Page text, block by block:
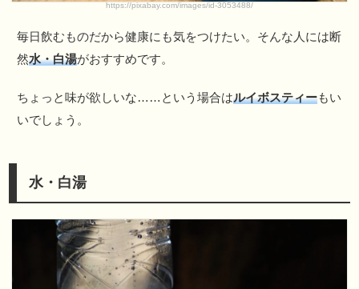
https://pixabay.com/images/id-3053488/
毎日飲むものだから健康にも気をつけたい。そんな人には断
然水・白湯がおすすめです。
ちょっと味が欲しいな……という場合はルイボスティーもい
いでしょう。
水・白湯